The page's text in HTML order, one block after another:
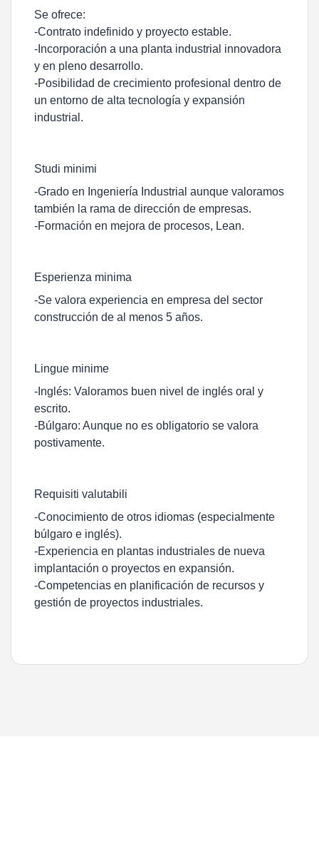
Se ofrece:
-Contrato indefinido y proyecto estable.
-Incorporación a una planta industrial innovadora
y en pleno desarrollo.
-Posibilidad de crecimiento profesional dentro de
un entorno de alta tecnología y expansión
industrial.
Studi minimi
-Grado en Ingeniería Industrial aunque valoramos
también la rama de dirección de empresas.
-Formación en mejora de procesos, Lean.
Esperienza minima
-Se valora experiencia en empresa del sector
construcción de al menos 5 años.
Lingue minime
-Inglés: Valoramos buen nivel de inglés oral y
escrito.
-Búlgaro: Aunque no es obligatorio se valora
postivamente.
Requisiti valutabili
-Conocimiento de otros idiomas (especialmente
búlgaro e inglés).
-Experiencia en plantas industriales de nueva
implantación o proyectos en expansión.
-Competencias en planificación de recursos y
gestión de proyectos industriales.